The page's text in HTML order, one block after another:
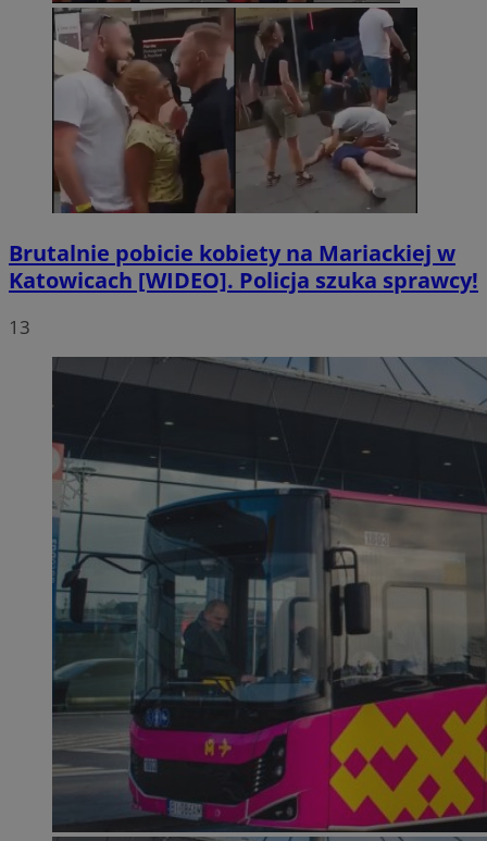
Brutalnie pobicie kobiety na Mariackiej w
Katowicach [WIDEO]. Policja szuka sprawcy!
13